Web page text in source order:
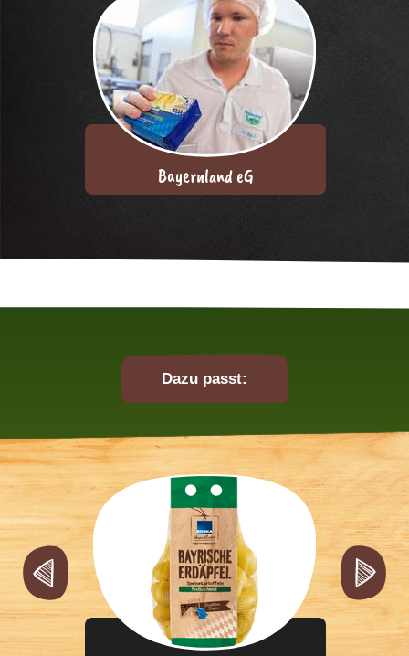
Bayernland eG
Dazu passt: